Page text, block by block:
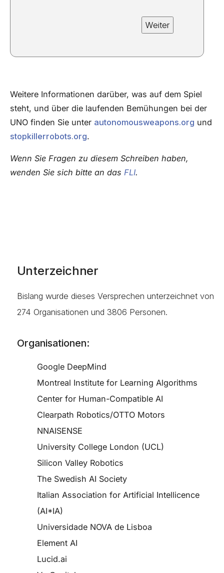
Weitere Informationen darüber, was auf dem Spiel
steht, und über die laufenden Bemühungen bei der
UNO finden Sie unter autonomousweapons.org und
stopkillerrobots.org.
Wenn Sie Fragen zu diesem Schreiben haben,
wenden Sie sich bitte an das FLI.
Unterzeichner
Bislang wurde dieses Versprechen unterzeichnet von
274 Organisationen und 3806 Personen.
Organisationen:
Google DeepMind
Montreal Institute for Learning Algorithms
Center for Human-Compatible AI
Clearpath Robotics/OTTO Motors
NNAISENSE
University College London (UCL)
Silicon Valley Robotics
The Swedish AI Society
Italian Association for Artificial Intellicence
(AI*IA)
Universidade NOVA de Lisboa
Element AI
Lucid.ai